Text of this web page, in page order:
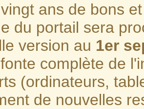
ans de bons
du portail sera
version au 1er
complète de
(ordinateurs,
de nouvelles